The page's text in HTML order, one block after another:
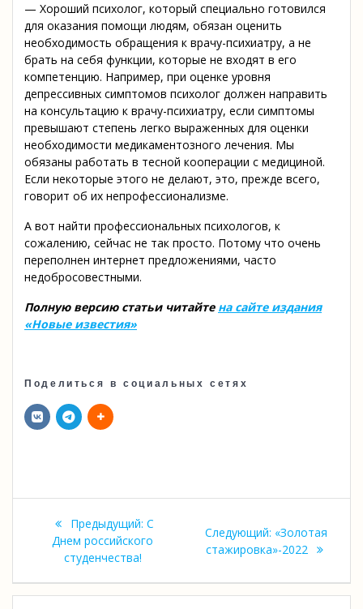
— Хороший психолог, который специально готовился
для оказания помощи людям, обязан оценить
необходимость обращения к врачу-психиатру, а не
брать на себя функции, которые не входят в его
компетенцию. Например, при оценке уровня
депрессивных симптомов психолог должен направить
на консультацию к врачу-психиатру, если симптомы
превышают степень легко выраженных для оценки
необходимости медикаментозного лечения. Мы
обязаны работать в тесной кооперации с медициной.
Если некоторые этого не делают, это, прежде всего,
говорит об их непрофессионализме.
А вот найти профессиональных психологов, к
сожалению, сейчас не так просто. Потому что очень
переполнен интернет предложениями, часто
недобросовестными.
Полную версию статьи читайте на сайте издания
«Новые известия»
Поделиться в социальных сетях
Навигация
записям
Предыдущий: Предыдущая
запись:
С
Днем российского
студенчества!
Следующий: Следующая
запись:
«Золотая
стажировка»-2022